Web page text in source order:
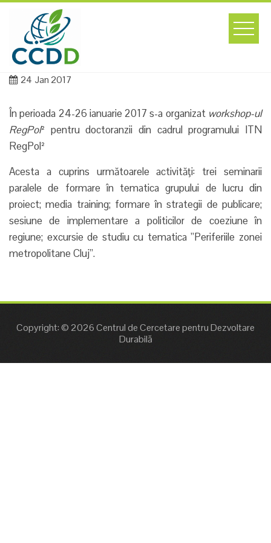
content
24 Jan 2017
În perioada 24-26 ianuarie 2017 s-a organizat workshop-ul
RegPol² pentru doctoranzii din cadrul programului ITN
RegPol²
Acesta a cuprins următoarele activităţi: trei seminarii
paralele de formare în tematica grupului de lucru din
proiect; media training; formare în strategii de publicare;
sesiune de implementare a politicilor de coeziune în
regiune; excursie de studiu cu tematica ”Periferiile zonei
metropolitane Cluj”.
Copyright: © 2026 Centrul de Cercetare pentru Dezvoltare
Durabilă